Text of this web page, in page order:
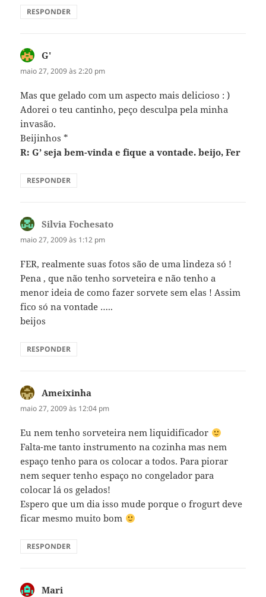
RESPONDER
G'
maio 27, 2009 às 2:20 pm
Mas que gelado com um aspecto mais delicioso : )
Adorei o teu cantinho, peço desculpa pela minha
invasão.
Beijinhos *
R: G’ seja bem-vinda e fique a vontade. beijo, Fer
RESPONDER
Silvia Fochesato
maio 27, 2009 às 1:12 pm
FER, realmente suas fotos são de uma lindeza só !
Pena , que não tenho sorveteira e não tenho a
menor ideia de como fazer sorvete sem elas ! Assim
fico só na vontade …..
beijos
RESPONDER
Ameixinha
maio 27, 2009 às 12:04 pm
Eu nem tenho sorveteira nem liquidificador
Falta-me tanto instrumento na cozinha mas nem
espaço tenho para os colocar a todos. Para piorar
nem sequer tenho espaço no congelador para
colocar lá os gelados!
Espero que um dia isso mude porque o frogurt deve
ficar mesmo muito bom
RESPONDER
Mari